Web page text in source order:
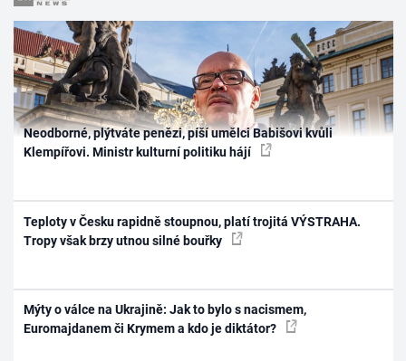
Neodborné, plýtváte penězi, píší umělci Babišovi kvůli
Klempířovi. Ministr kulturní politiku hájí
Teploty v Česku rapidně stoupnou, platí trojitá VÝSTRAHA.
Tropy však brzy utnou silné bouřky
Mýty o válce na Ukrajině: Jak to bylo s nacismem,
Euromajdanem či Krymem a kdo je diktátor?